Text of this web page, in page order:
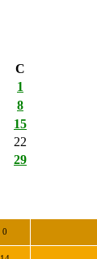
С
1
8
15
22
29
0